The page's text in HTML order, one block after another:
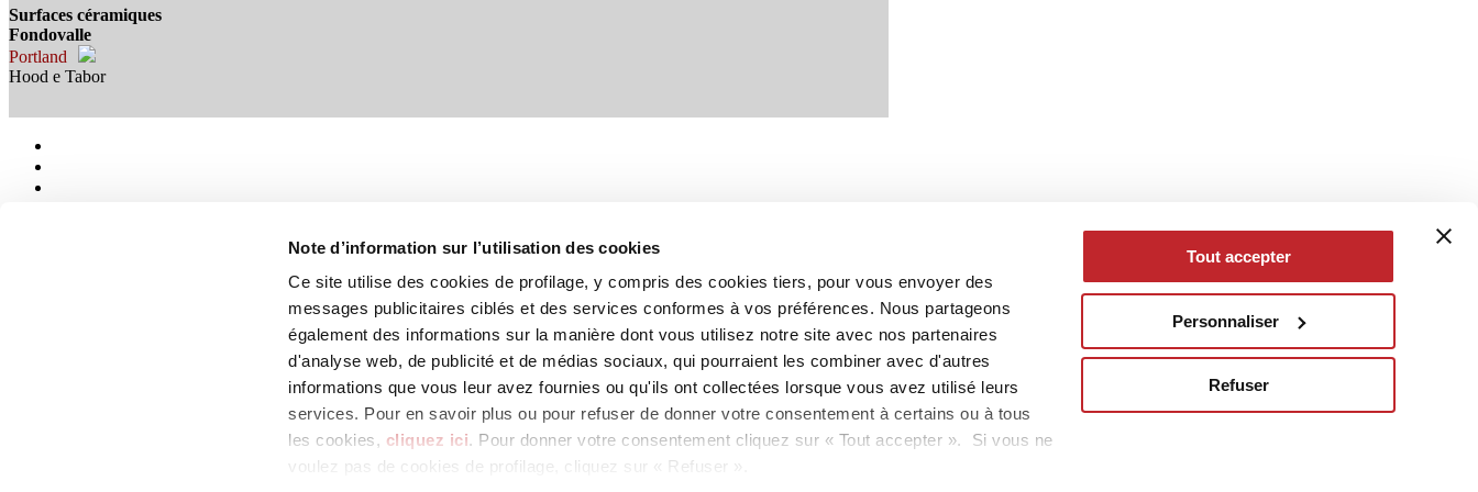
Note d’information sur l’utilisation des cookies
Ce site utilise des cookies de profilage, y compris des cookies tiers, pour vous envoyer des
messages publicitaires ciblés et des services conformes à vos préférences. Nous partageons
également des informations sur la manière dont vous utilisez notre site avec nos partenaires
d'analyse web, de publicité et de médias sociaux, qui pourraient les combiner avec d'autres
informations que vous leur avez fournies ou qu'ils ont collectées lorsque vous avez utilisé leurs
services. Pour en savoir plus ou pour refuser de donner votre consentement à certains ou à tous
les cookies, cliquez ici. Pour donner votre consentement cliquez sur « Tout accepter ». Si vous ne
voulez pas de cookies de profilage, cliquez sur « Refuser ».
Tout accepter
Personnaliser
Refuser
Surfaces céramiques
Fondovalle
Portland
Hood e Tabor
Viale Monte Santo, 40 - 41049 Sassuolo (MO) - Italy
Capitale Sociale: 2.500.000 euro - Codice fiscale e P.IVA 00853700367